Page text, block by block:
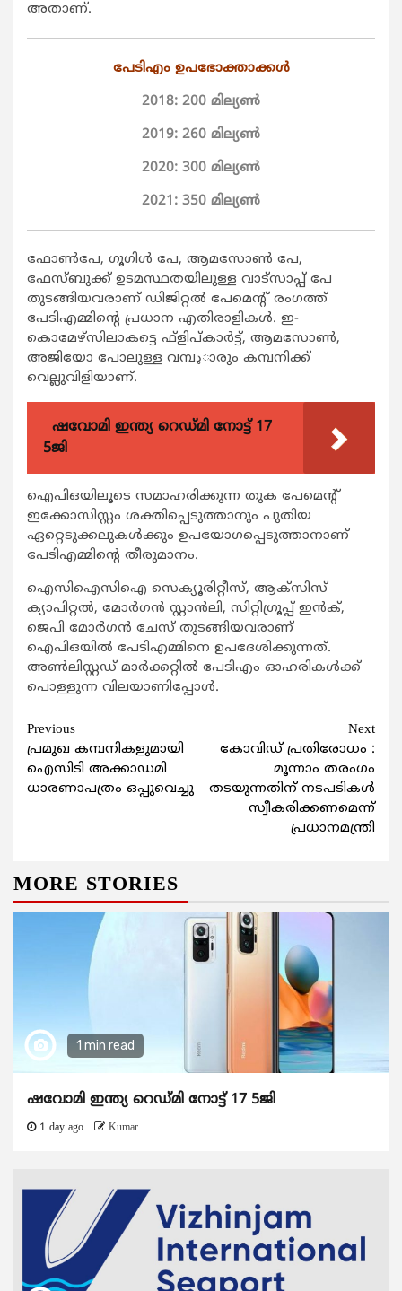
അതാണ്.
പേടിഎം ഉപഭോക്താക്കള്‍
2018: 200 മില്യണ്‍
2019: 260 മില്യണ്‍
2020: 300 മില്യണ്‍
2021: 350 മില്യണ്‍
ഫോണ്‍പേ, ഗൂഗിള്‍ പേ, ആമസോണ്‍ പേ,
ഫേസ്ബുക്ക് ഉടമസ്ഥതയിലുള്ള വാട്സാപ്പ് പേ
തുടങ്ങിയവരാണ് ഡിജിറ്റല്‍ പേമെന്‍റ് രംഗത്ത്
പേടിഎമ്മിന്‍റെ പ്രധാന എതിരാളികള്‍. ഇ-
കൊമേഴ്സിലാകട്ടെ ഫ്ളിപ്കാര്‍ട്ട്, ആമസോണ്‍,
അജിയോ പോലുള്ള വമ്പډാരും കമ്പനിക്ക്
വെല്ലുവിളിയാണ്.
ഷവോമി ഇന്ത്യ റെഡ്മി നോട്ട് 17
5ജി
ഐപിഒയിലൂടെ സമാഹരിക്കുന്ന തുക പേമെന്‍റ്
ഇക്കോസിസ്റ്റം ശക്തിപ്പെടുത്താനും പുതിയ
ഏറ്റെടുക്കലുകള്‍ക്കും ഉപയോഗപ്പെടുത്താനാണ്
പേടിഎമ്മിന്‍റെ തീരുമാനം.
ഐസിഐസിഐ സെക്യൂരിറ്റീസ്, ആക്സിസ്
ക്യാപിറ്റല്‍, മോര്‍ഗന്‍ സ്റ്റാന്‍ലി, സിറ്റിഗ്രൂപ്പ് ഇന്‍ക്,
ജെപി മോര്‍ഗന്‍ ചേസ് തുടങ്ങിയവരാണ്
ഐപിഒയില്‍ പേടിഎമ്മിനെ ഉപദേശിക്കുന്നത്.
അണ്‍ലിസ്റ്റഡ് മാര്‍ക്കറ്റില്‍ പേടിഎം ഓഹരികള്‍ക്ക്
പൊള്ളുന്ന വിലയാണിപ്പോള്‍.
Continue
Reading
Previous
പ്രമുഖ കമ്പനികളുമായി
ഐസിടി അക്കാഡമി
ധാരണാപത്രം ഒപ്പുവെച്ചു
Next
കോവിഡ് പ്രതിരോധം :
മൂന്നാം തരംഗം
തടയുന്നതിന് നടപടികള്‍
സ്വീകരിക്കണമെന്ന്
പ്രധാനമന്ത്രി
MORE STORIES
1 min read
ഷവോമി ഇന്ത്യ റെഡ്മി നോട്ട് 17 5ജി
1 day ago Kumar